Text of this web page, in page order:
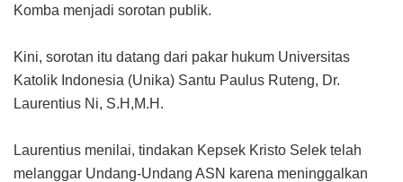
Komba menjadi sorotan publik.
Kini, sorotan itu datang dari pakar hukum Universitas
Katolik Indonesia (Unika) Santu Paulus Ruteng, Dr.
Laurentius Ni, S.H,M.H.
Laurentius menilai, tindakan Kepsek Kristo Selek telah
melanggar Undang-Undang ASN karena meninggalkan